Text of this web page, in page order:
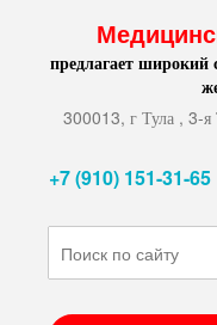
предлагает широкий
300013, г Тула , 3-я
+7 (910) 151-31-65